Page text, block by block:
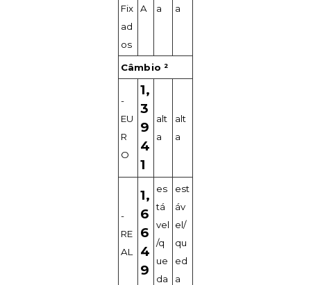
Fix
ad
os
A
a
a
Câmbio ²
-
EU
R
O
1,
3
9
4
1
alt
a
alt
a
-
RE
AL
1,
6
6
4
9
es
tá
vel
/q
ue
da
est
áv
el/
qu
ed
a